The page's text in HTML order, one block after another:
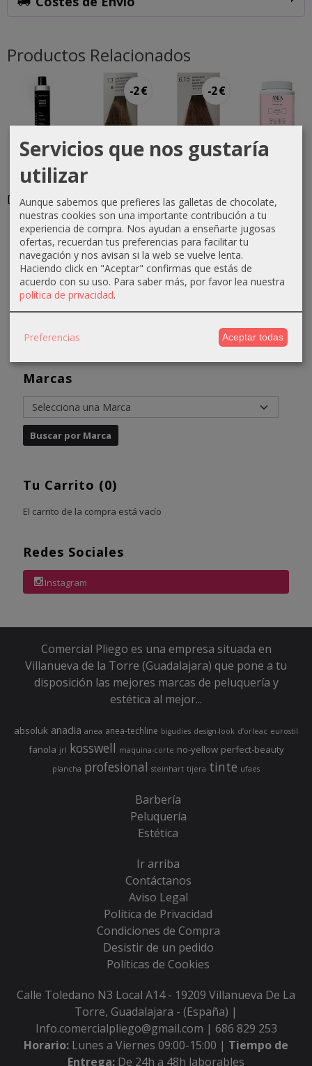
Marcas
Tu Carrito (0)
El carrito de la compra está vacío
Redes Sociales
Instagram
Productos Relacionados
Champú
lisos
Absoluk
Diagnostic...
7,50 €
-2 €
Tinte
Medio
Dorado...
4,31 €
6,61 €
-2 €
Tinte
Madera
Medio
60ml...
4,31 €
6,61 €
Color...
5,88 €
Comercial Pliego es una empresa situada en
Villanueva de la Torre (Guadalajara) que pone a tu
disposición las mejores marcas de peluquería y
estética al mejor...
absoluk anadia anea anea-techline bigudies design-look d’orleac eurostil
fanola jrl kosswell maquina-corte no-yellow perfect-beauty
plancha profesional steinhart tijera tinte ufaes
Barbería
Peluquería
Estética
Ir arriba
Contáctanos
Aviso Legal
Política de Privacidad
Condiciones de Compra
Desistir de un pedido
Políticas de Cookies
Calle Toledano N3 Local A14 - 19209 Villanueva De La
Torre, Guadalajara - (España) |
Info.comercialpliego@gmail.com | 686 829 253
Horario: Lunes a Viernes 09:00-15:00 | Tiempo de
Entrega: De 24h a 48h laborables
Servicios que nos gustaría
utilizar
Aunque sabemos que prefieres las galletas de chocolate,
nuestras cookies son una importante contribución a tu
experiencia de compra. Nos ayudan a enseñarte jugosas
ofertas, recuerdan tus preferencias para facilitar tu
navegación y nos avisan si la web se vuelve lenta.
Haciendo click en "Aceptar" confirmas que estás de
acuerdo con su uso. Para saber más, por favor lea nuestra
política de privacidad.
Preferencias Aceptar todas